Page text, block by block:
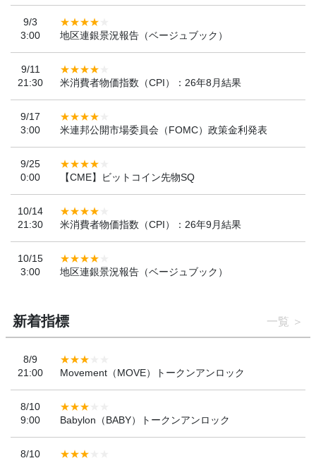
9/3
3:00
地区連銀景況報告（ベージュブック）
9/11
21:30
米消費者物価指数（CPI）：26年8月結果
9/17
3:00
米連邦公開市場委員会（FOMC）政策金利発表
9/25
0:00
【CME】ビットコイン先物SQ
10/14
21:30
米消費者物価指数（CPI）：26年9月結果
10/15
3:00
地区連銀景況報告（ベージュブック）
新着指標 一覧
8/9
21:00
Movement（MOVE）トークンアンロック
8/10
9:00
Babylon（BABY）トークンアンロック
8/10